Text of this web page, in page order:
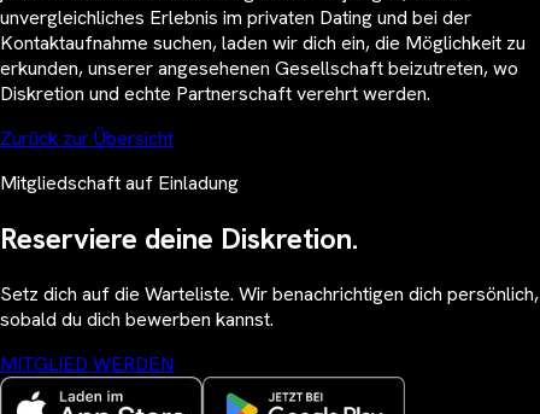
unvergleichliches Erlebnis im privaten Dating und bei der
Kontaktaufnahme suchen, laden wir dich ein, die Möglichkeit zu
erkunden, unserer angesehenen Gesellschaft beizutreten, wo
Diskretion und echte Partnerschaft verehrt werden.
Zurück zur Übersicht
Mitgliedschaft auf Einladung
Reserviere deine Diskretion.
Setz dich auf die Warteliste. Wir benachrichtigen dich persönlich,
sobald du dich bewerben kannst.
MITGLIED WERDEN